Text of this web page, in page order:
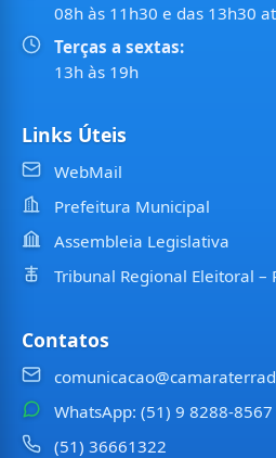
08h às 11h30 e das 13h30
Terças a sextas:
13h às 19h
Links Úteis
WebMail
Prefeitura Municipal
Assembleia Legislativa
Tribunal Regional Eleitoral –
Contatos
WhatsApp: (51) 9 8288-8567
(51) 36661322